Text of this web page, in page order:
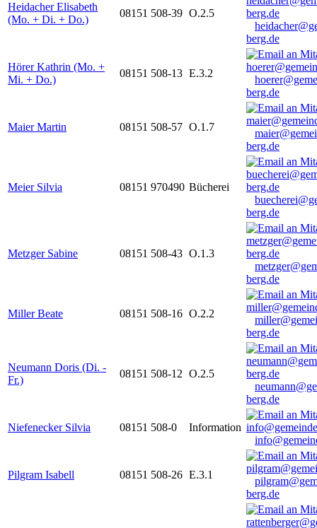
Heidacher Elisabeth
(Mo. + Di. + Do.)
08151 508-39 O.2.5
berg.de
Hörer Kathrin (Mo. +
Mi. + Do.)
08151 508-13 E.3.2
berg.de
Maier Martin 08151 508-57 O.1.7
berg.de
Meier Silvia 08151 970490 Bücherei
berg.de
Metzger Sabine 08151 508-43 O.1.3
berg.de
Miller Beate 08151 508-16 O.2.2
berg.de
Neumann Doris (Di. -
Fr.)
08151 508-12 O.2.5
berg.de
Niefenecker Silvia 08151 508-0
Information
Pilgram Isabell 08151 508-26 E.3.1
berg.de